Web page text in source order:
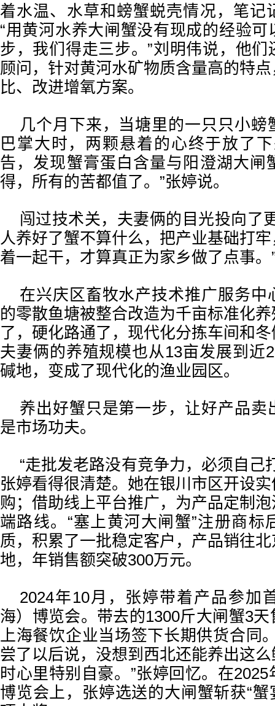
着水温、水草和螃蟹蜕壳情况，笔记
“用黄河水养大闸蟹没有现成的经验
步，我们得走三步。”刘明伟说，他
顾问，针对黄河水矿物质含量高的特
比、改进增氧方案。
几个月下来，当塘里的一只只小螃
巴掌大时，两颗悬着的心终于放了
告，发现蟹膏蛋白含量与阳澄湖大闸
得，所有的苦都值了。”张婷说。
闯过技术关，夫妻俩的目光投向了
人养好了蟹不算什么，把产业基础打
着一起干，才算真正为家乡做了点事。
在兴庆区畜牧水产技术推广服务中
的零散鱼塘被整合改造为千亩标准化
了，硬化路通了，现代化分拣车间和
夫妻俩的养殖规模也从13亩发展到近
碱地，变成了现代化的渔业园区。
养出好蟹只是第一步，让好产品卖
是市场功夫。
“走批发老路没有竞争力，必须自己
张婷看得很清楚。她在银川市区开设
购；借助线上平台推广，为产品定制
端路线。“塞上黄河大闸蟹”注册商标
质，积累了一批稳定客户，产品销往
地，年销售额突破300万元。
2024年10月，张婷带着产品参加
海）博览会。带去的1300斤大闸蟹3
上海餐饮企业当场签下长期供货合同
尝了以后说，没想到西北还能养出这
时心里特别自豪。”张婷回忆。在
博览会上，张婷选送的大闸蟹斩获“蟹